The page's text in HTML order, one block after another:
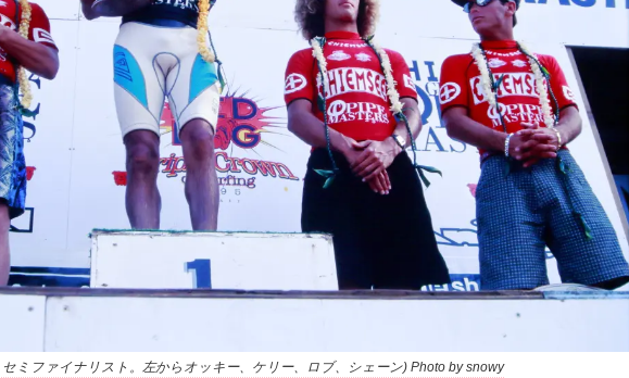
ミファイナリスト。左からオッキー、ケリー、ロブ、シェーン) Photo by snowy